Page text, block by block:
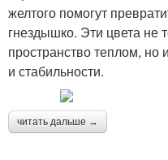
желтого помогут
гнездышко. Эти цвета не
пространство теплом,
и стабильности.
читать дальше →